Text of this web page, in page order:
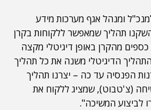
ומנהל אגף מערכות מידע
תהליך שמאפשר ללקוחות בקרן
מהקרן באופן דיגיטלי מקצה
הדיגיטלי משנה את כל תהליך
הפנסיה עד כה – יצרנו תהליך
(צ'טבוט), שמציג ללקוח את
לביצוע המשיכה".